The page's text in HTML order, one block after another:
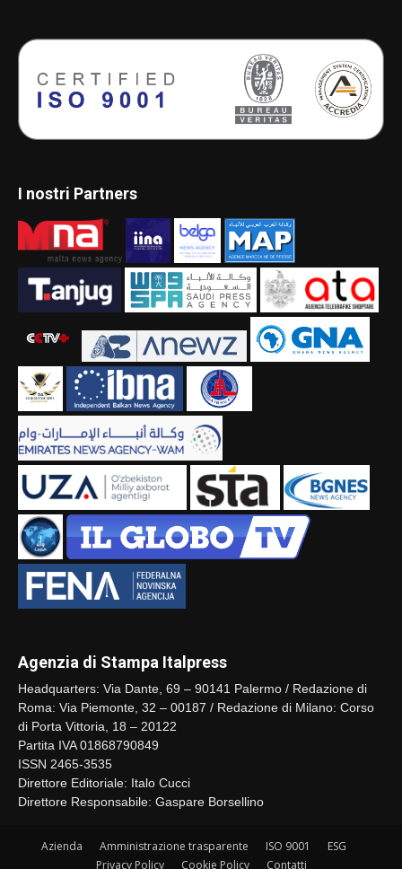
I nostri Partners
Agenzia di Stampa Italpress
Headquarters: Via Dante, 69 – 90141 Palermo / Redazione di
Roma: Via Piemonte, 32 – 00187 / Redazione di Milano: Corso
di Porta Vittoria, 18 – 20122
Partita IVA 01868790849
ISSN 2465-3535
Direttore Editoriale: Italo Cucci
Direttore Responsabile: Gaspare Borsellino
Azienda Amministrazione trasparente ISO 9001
ESG
Privacy Policy
Cookie Policy Contatti